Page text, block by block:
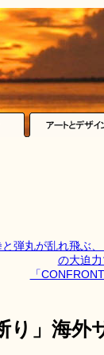
と弾丸が乱れ飛ぶ
の大迫
「
り」海外